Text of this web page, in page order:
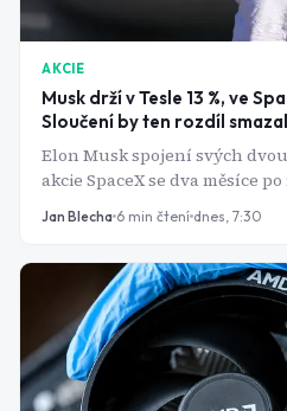
AKCIE
Musk drží v Tesle 13 %, ve
Sloučení by ten rozdíl
Elon Musk spojení svých
akcie SpaceX se dva měsíce
obchodují hluboko pod
celou vyjednávací pozici.
Jan Blecha 6 min čtení dnes, 7:30